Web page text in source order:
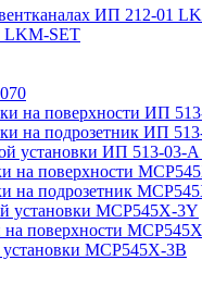
ИП 212-01
LKM-SET
на поверхности ИП
на подрозетник ИП
установки ИП 513-03-
на поверхности
на подрозетник
установки MCP545X-3Y
поверхности
MCP545X-3B